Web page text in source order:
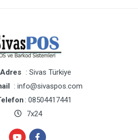
Adres : Sivas Türkiye
: info@sivaspos.com
: 08504417441
7x24